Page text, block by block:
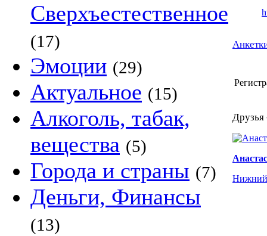
Сверхъестественное
(17)
Эмоции (29)
Актуальное (15)
Алкоголь, табак,
вещества (5)
Города и страны (7)
Деньги, Финансы
(13)
Друзья
Нижний